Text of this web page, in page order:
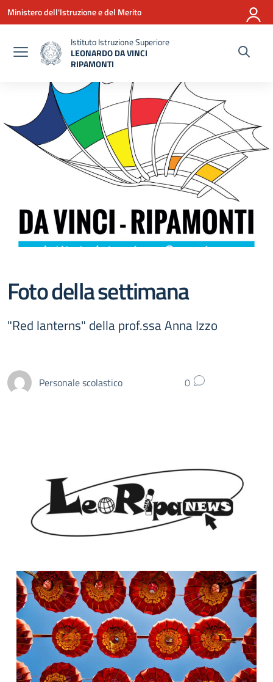
Vai ai contenuti
Vai al menu di navigazione
Vai al footer
Ministero dell'Istruzione e del Merito
Istituto Istruzione Superiore
LEONARDO DA VINCI
RIPAMONTI
Foto della settimana
"Red lanterns" della prof.ssa Anna Izzo
Personale scolastico 0